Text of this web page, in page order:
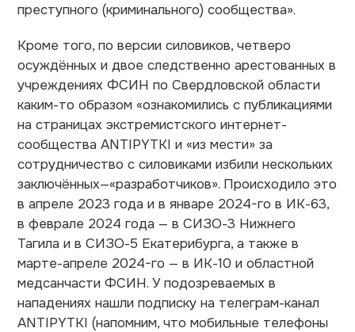
преступного (криминального) сообщества».
Кроме того, по версии силовиков, четверо
осуждённых и двое следственно арестованных в
учреждениях ФСИН по Свердловской области
каким-то образом «ознакомились с публикациями
на страницах экстремистского интернет-
сообщества ANTIPYTKI и «из мести» за
сотрудничество с силовиками избили нескольких
заключённых—«разработчиков». Происходило это
в апреле 2023 года и в январе 2024-го в ИК-63,
в феврале 2024 года — в СИЗО-3 Нижнего
Тагила и в СИЗО-5 Екатерибурга, а также в
марте-апреле 2024-го — в ИК-10 и областной
медсанчасти ФСИН. У подозреваемых в
нападениях нашли подписку на телеграм-канал
ANTIPYTKI (напомним, что мобильные телефоны